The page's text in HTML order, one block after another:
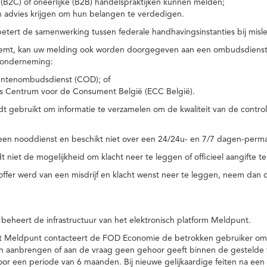
of oneerlijke (B2B) handelspraktijken kunnen melden;
advies krijgen om hun belangen te verdedigen.
de samenwerking tussen federale handhavingsinstanties bij
kan uw melding ook worden doorgegeven aan een
(COD); of
Centrum voor de Consument België (ECC België).
gebruikt om informatie te verzamelen om de kwaliteit van de
nooddienst en beschikt niet over een 24/24u- en 7/7 dagen-
niet de mogelijkheid om klacht neer te leggen of officieel aangifte
werd van een misdrijf en klacht wenst neer te leggen, neem
beheert de infrastructuur van het elektronisch platform Meldpunt.
Meldpunt contacteert de FOD Economie de betrokken gebruiker
aanbrengen of aan de vraag geen gehoor geeft binnen de
een periode van 6 maanden. Bij nieuwe gelijkaardige feiten na